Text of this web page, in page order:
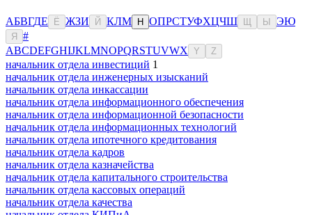
АБВГДЕ Ё ЖЗИ Й КЛМ Н ОПРСТУФХЦЧШ Ы ЭЮ
Я
#
ABCDEFGHIJKLMNOPQRSTUVWX Y Z
начальник отдела инвестиций 1
начальник отдела инженерных изысканий
начальник отдела инкассации
начальник отдела информационного обеспечения
начальник отдела информационной безопасности
начальник отдела информационных технологий
начальник отдела ипотечного кредитования
начальник отдела кадров
начальник отдела казначейства
начальник отдела капитального строительства
начальник отдела кассовых операций
начальник отдела качества